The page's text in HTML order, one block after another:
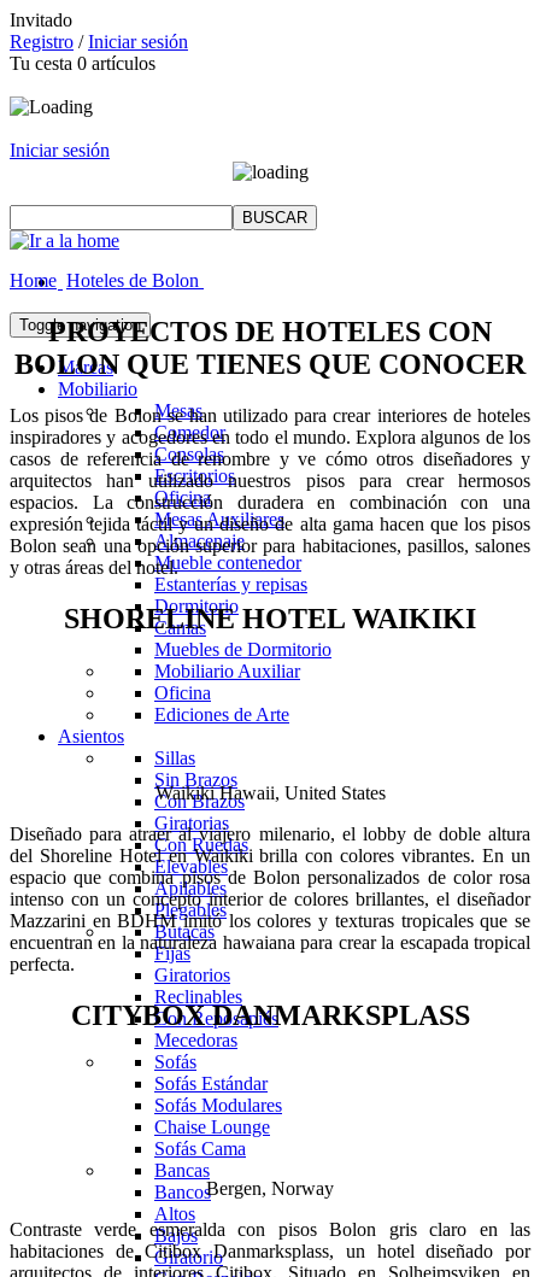
Invitado
Registro /Iniciar sesión
Tu cesta 0 artículos
Iniciar sesión
Toggle navigation
Marcas
Mobiliario
Mesas
Comedor
Consolas
Escritorios
Oficina
Mesas Auxiliares
Almacenaje
Mueble contenedor
Estanterías y repisas
Dormitorio
Camas
Muebles de Dormitorio
Mobiliario Auxiliar
Oficina
Ediciones de Arte
Asientos
Sillas
Sin Brazos
Con Brazos
Giratorias
Con Ruedas
Elevables
Apilables
Plegables
Butacas
Fijas
Giratorios
Reclinables
Con Reposapiés
Mecedoras
Sofás
Sofás Estándar
Sofás Modulares
Chaise Lounge
Sofás Cama
Bancas
Bancos
Altos
Bajos
Giratorio
Home Hoteles de Bolon
PROYECTOS DE HOTELES CON
BOLON QUE TIENES QUE CONOCER
Los pisos de Bolon se han utilizado para crear interiores de hoteles
inspiradores y acogedores en todo el mundo. Explora algunos de los
casos de referencia de renombre y ve cómo otros diseñadores y
arquitectos han utilizado nuestros pisos para crear hermosos
espacios. La construcción duradera en combinación con una
expresión tejida táctil y un diseño de alta gama hacen que los pisos
Bolon sean una opción superior para habitaciones, pasillos, salones
y otras áreas del hotel.
SHORELINE HOTEL WAIKIKI
Waikiki Hawaii, United States
Diseñado para atraer al viajero milenario, el lobby de doble altura
del Shoreline Hotel en Waikiki brilla con colores vibrantes. En un
espacio que combina pisos de Bolon personalizados de color rosa
intenso con un concepto interior de colores brillantes, el diseñador
Mazzarini en BDHM imitó los colores y texturas tropicales que se
encuentran en la naturaleza hawaiana para crear la escapada tropical
perfecta.
CITYBOX DANMARKSPLASS
Bergen, Norway
Contraste verde esmeralda con pisos Bolon gris claro en las
habitaciones de Citibox Danmarksplass, un hotel diseñado por